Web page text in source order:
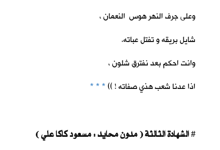
وعلى جرف النهر هوس النعمان ،
شايل بريقه و تفتل عباته.
وانت احكم بعد نفترق شلون ،
اذا عدنا شعب هذي صفاته ! ))* * *
# الشهادة الثالثة ( مدون محايد : مسعود كاكا علي )